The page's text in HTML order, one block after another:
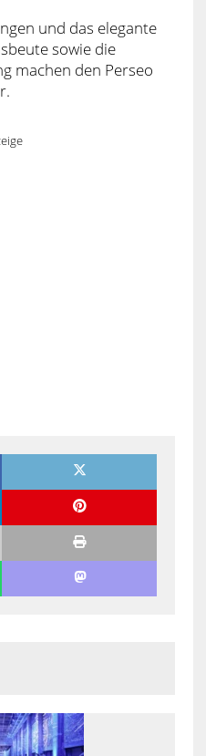
und das elegante
sowie die
machen den Perseo